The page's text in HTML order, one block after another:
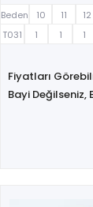
Beden 10 11 12
T031
1 1 1
Fiyatları
Bayi Değilseniz,